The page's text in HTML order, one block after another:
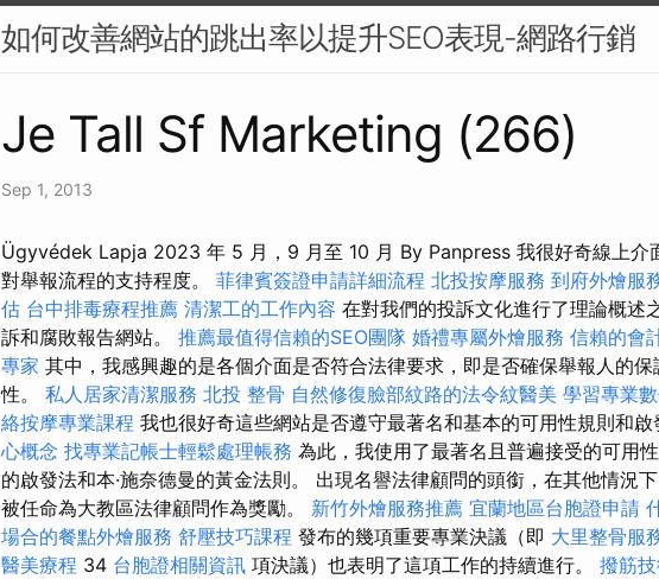
如何改善網站的跳出率以提升SEO表現-網路行銷
Je Tall Sf Marketing (266)
Sep 1, 2013
Ügyvédek Lapja 2023 年 5 月，9 月至 10 月 By Panpress 我很好奇線上介
對舉報流程的支持程度。 菲律賓簽證申請詳細流程 北投按摩服務 到府外燴服
估 台中排毒療程推薦 清潔工的工作內容 在對我們的投訴文化進行了理論概述
訴和腐敗報告網站。 推薦最值得信賴的SEO團隊 婚禮專屬外燴服務 信賴的會
專家 其中，我感興趣的是各個介面是否符合法律要求，即是否確保舉報人的
性。 私人居家清潔服務 北投 整骨 自然修復臉部紋路的法令紋醫美 學習專業
絡按摩專業課程 我也很好奇這些網站是否遵守最著名和基本的可用性規則和啟
心概念 找專業記帳士輕鬆處理帳務 為此，我使用了最著名且普遍接受的可用
的啟發法和本·施奈德曼的黃金法則。 出現名譽法律顧問的頭​​銜，在其他情況
被任命為大教區法律顧問作為獎勵。 新竹外燴服務推薦 宜蘭地區台胞證申請
場合的餐點外燴服務 舒壓技巧課程 發布的幾項重要專業決議（即 大里整骨服
醫美療程 34 台胞證相關資訊 項決議）也表明了這項工作的持續進行。 撥筋